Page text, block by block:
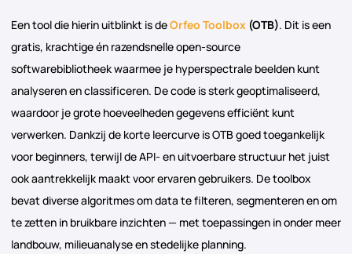
Een tool die hierin uitblinkt is deOrfeo Toolbox (OTB). Dit is een
gratis, krachtige én razendsnelle open-source
softwarebibliotheek waarmee je hyperspectrale beelden kunt
analyseren en classificeren. De code is sterk geoptimaliseerd,
waardoor je grote hoeveelheden gegevens efficiënt kunt
verwerken. Dankzij de korte leercurve is OTB goed toegankelijk
voor beginners, terwijl de API- en uitvoerbare structuur het juist
ook aantrekkelijk maakt voor ervaren gebruikers. De toolbox
bevat diverse algoritmes om data te filteren, segmenteren en om
te zetten in bruikbare inzichten — met toepassingen in onder meer
landbouw, milieuanalyse en stedelijke planning.